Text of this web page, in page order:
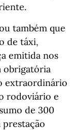
também que
de táxi,
emitida nos
obrigatória
extraordinário
rodoviário e
de 300